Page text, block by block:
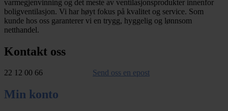
varmegjenvinning og det meste av ventilasjonsprodukter innenfor
boligventilasjon. Vi har høyt fokus på kvalitet og service. Som
kunde hos oss garanterer vi en trygg, hyggelig og lønnsom
netthandel.
Kontakt oss
22 12 00 66 Send oss en epost
Min konto